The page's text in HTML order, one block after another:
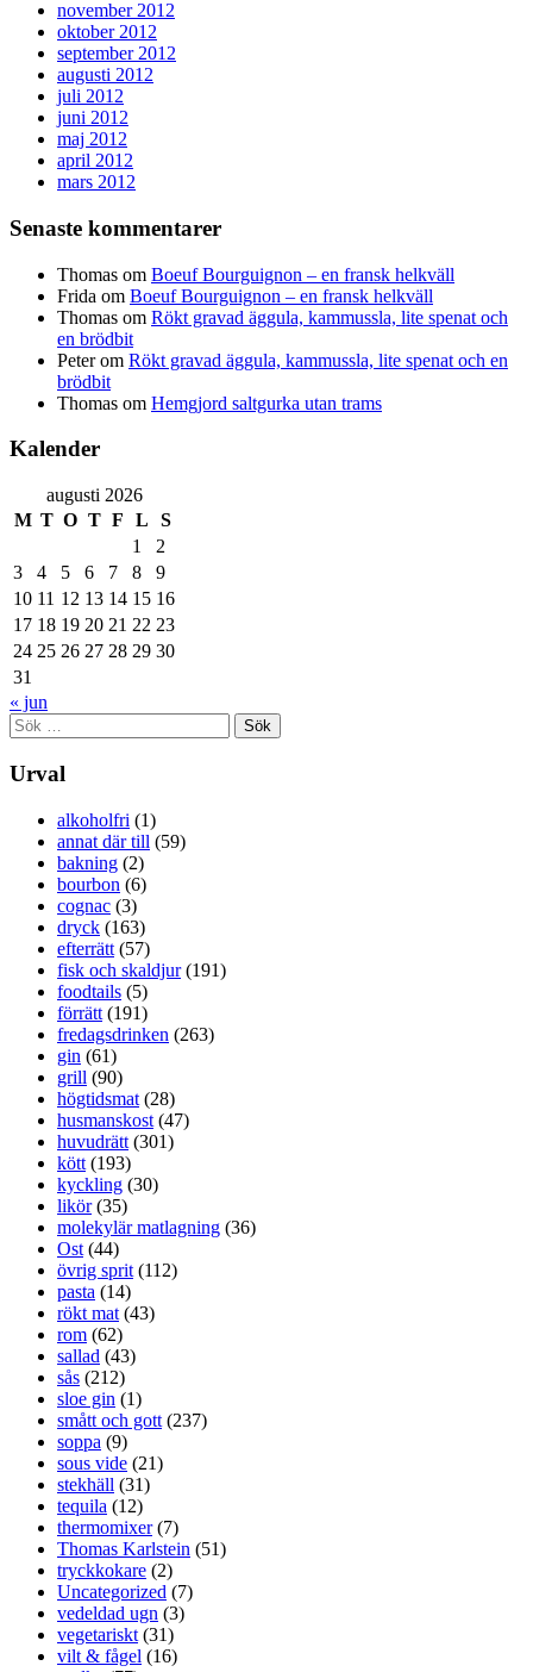
november 2012
oktober 2012
september 2012
augusti 2012
juli 2012
juni 2012
maj 2012
april 2012
mars 2012
Senaste kommentarer
Thomas om Boeuf Bourguignon – en fransk helkväll
Frida om Boeuf Bourguignon – en fransk helkväll
Thomas om Rökt gravad äggula, kammussla, lite spenat och
en brödbit
Peterom Rökt gravad äggula, kammussla, lite spenat och en
brödbit
Thomas om Hemgjord saltgurka utan trams
Kalender
augusti 2026
M T O T F L
S
1
2
3
4 5 6 7 8
9
10 11 12 13 14 15 16
17 18 19 20 21 22 23
24 25 26 27 28 29 30
31
« jun
Sök
efter:
Urval
alkoholfri (1)
annat där till (59)
bakning (2)
bourbon (6)
cognac (3)
dryck (163)
efterrätt (57)
fisk och skaldjur(191)
foodtails (5)
förrätt (191)
fredagsdrinken (263)
gin (61)
grill (90)
högtidsmat (28)
husmanskost (47)
huvudrätt (301)
kött (193)
kyckling (30)
likör(35)
molekylär matlagning (36)
Ost (44)
övrig sprit (112)
pasta (14)
rökt mat (43)
rom (62)
sallad (43)
sås (212)
sloe gin (1)
smått och gott (237)
soppa (9)
sous vide (21)
stekhäll (31)
tequila (12)
thermomixer(7)
Thomas Karlstein (51)
tryckkokare (2)
Uncategorized (7)
vedeldad ugn (3)
vegetariskt (31)
vilt & fågel (16)